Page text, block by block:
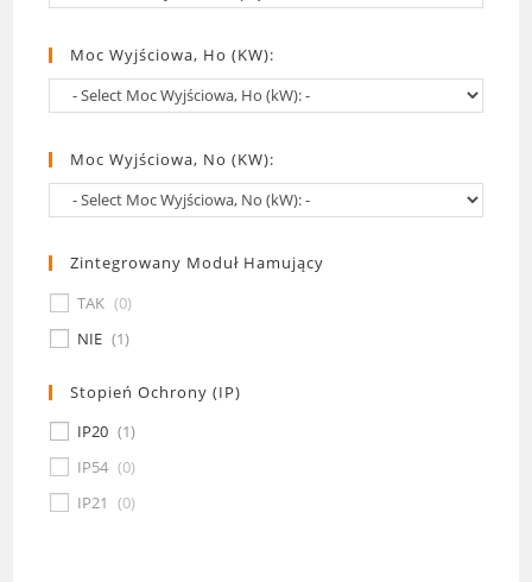
Moc Wyjściowa, Ho (kW):
Moc Wyjściowa, No (kW):
Zintegrowany Moduł Hamujący
TAK (0)
NIE (1)
Stopień Ochrony (IP)
IP20 (1)
IP54 (0)
IP21 (0)